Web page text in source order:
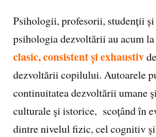
Psihologii, profesorii, studenții
psihologia dezvoltării au acum
clasic, consistent și exhaustiv
dezvoltării copilului. Autoarele
continuitatea dezvoltării umane
culturale şi istorice, scoțând în
dintre nivelul fizic, cel cognitiv